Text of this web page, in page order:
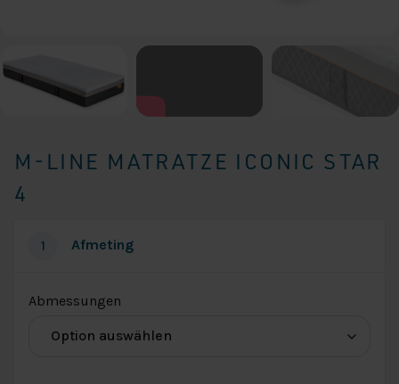
M-LINE MATRATZE ICONIC STAR
4
1 Afmeting
Abmessungen
Abmessungen